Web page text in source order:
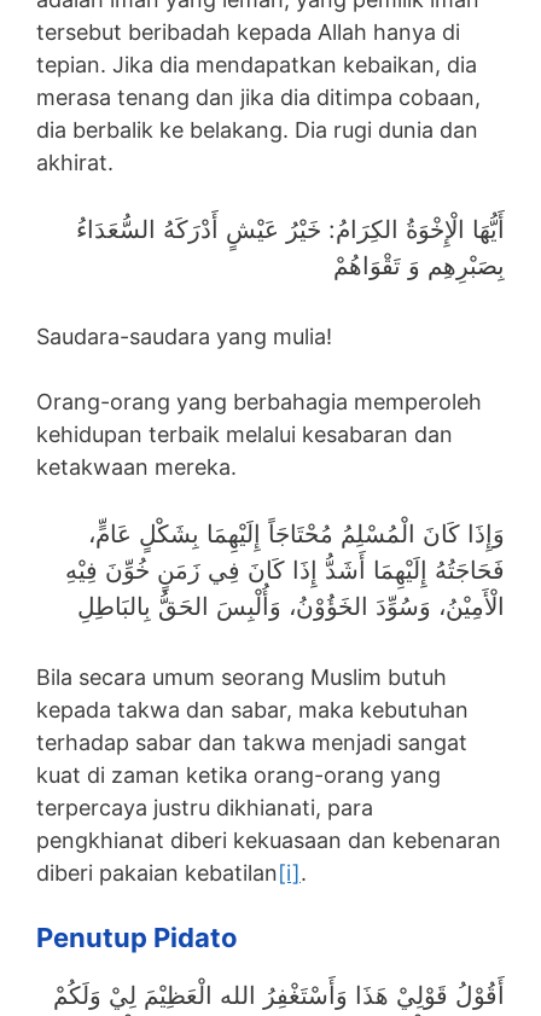
tersebut beribadah kepada Allah hanya di
tepian. Jika dia mendapatkan kebaikan, dia
merasa tenang dan jika dia ditimpa cobaan,
dia berbalik ke belakang. Dia rugi dunia dan
akhirat.
بِصَبْرِهِم وَ تَقْوَاهُمْ
Saudara-saudara yang mulia!
Orang-orang yang berbahagia memperoleh
kehidupan terbaik melalui kesabaran dan
ketakwaan mereka.
وَإِذَا كَانَ الْمُسْلِمُ مُحْتَاجَاً إِلَيْهِمَا بِشَكْلٍ عَامٍّ،
فَحَاجَتُهُ إِلَيْهِمَا أَشَدُّ إِذَا كَانَ فِي زَمَنٍ خُوِّنَ فِيْهِ
الْأَمِيْنُ، وَسُوِّدَ الخَؤُوْنُ، وَأُلْبِسَ الحَقُّ بِالبَاطِلِ
Bila secara umum seorang Muslim butuh
kepada takwa dan sabar, maka kebutuhan
terhadap sabar dan takwa menjadi sangat
kuat di zaman ketika orang-orang yang
terpercaya justru dikhianati, para
pengkhianat diberi kekuasaan dan kebenaran
diberi pakaian kebatilan[i].
Penutup Pidato
أَقُوْلُ قَوْلِيْ هَذَا وَأَسْتَغْفِرُ الله الْعَظِيْمَ لِيْ وَلَكُمْ